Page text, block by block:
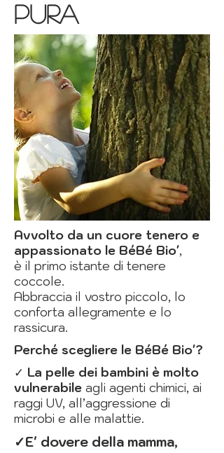
pura
Avvolto da un cuore tenero e
appassionato le BéBé Bio',
è il primo istante di tenere
coccole.
Abbraccia il vostro piccolo, lo
conforta allegramente e lo
rassicura.
Perché scegliere le BéBé Bio'?
✓ La pelle dei bambini è molto
vulnerabile agli agenti chimici, ai
raggi UV, all’aggressione di
microbi e alle malattie.
✓E' dovere della mamma,